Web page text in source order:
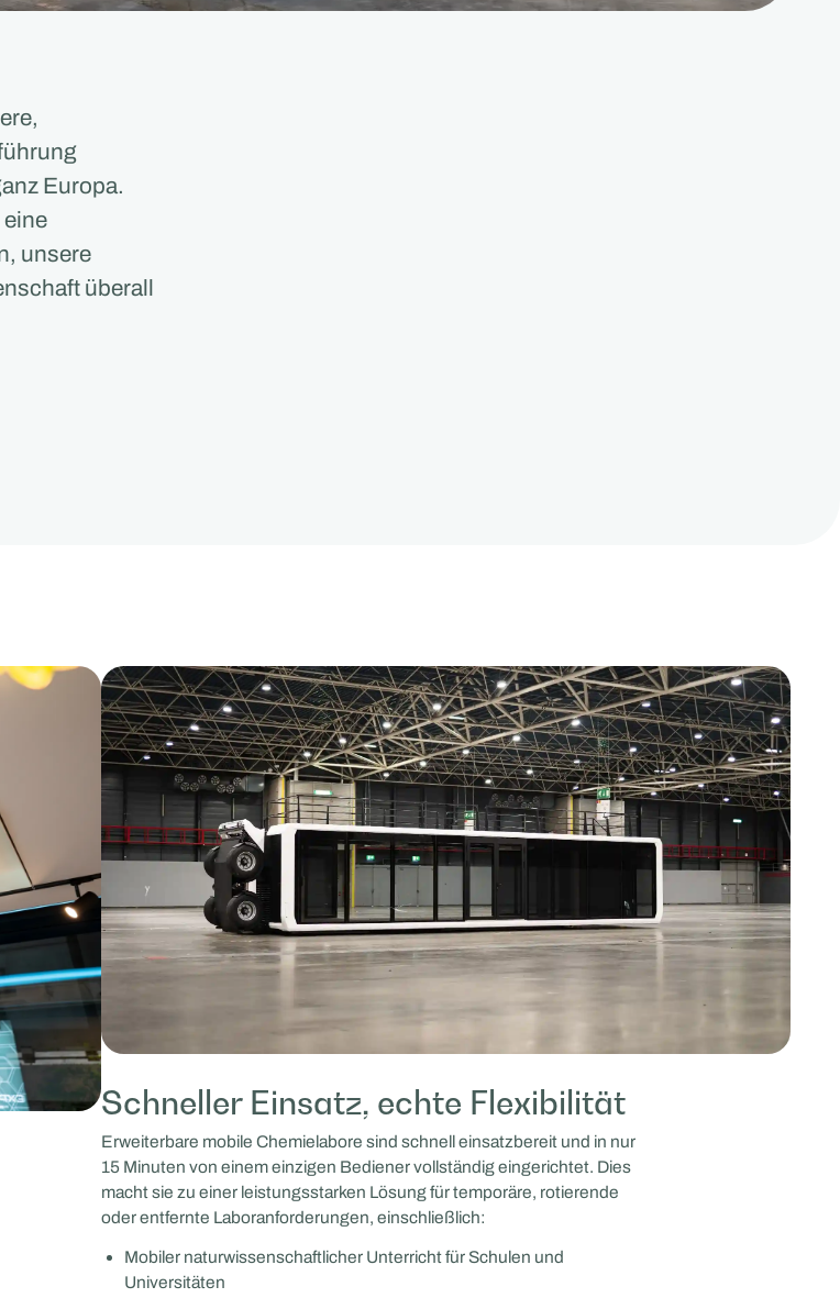
Europa.
unsere
überall
Schneller Einsatz, echte Flexibilität
Erweiterbare mobile Chemielabore sind schnell einsatzbereit und in nur
15 Minuten von einem einzigen Bediener vollständig eingerichtet. Dies
macht sie zu einer leistungsstarken Lösung für temporäre, rotierende
oder entfernte Laboranforderungen, einschließlich:
Mobiler naturwissenschaftlicher Unterricht für Schulen und
Universitäten